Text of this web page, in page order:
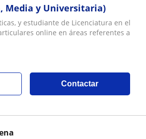
Media y Universitaria)
y estudiante de Licenciatura en el
online en áreas referentes a
Contactar